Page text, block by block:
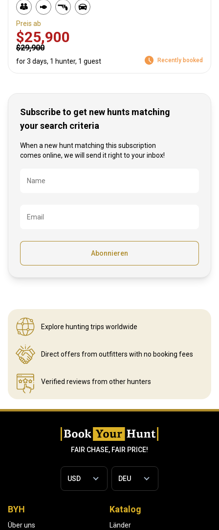
Preis ab
$25,900
$29,900
for 3 days, 1 hunter, 1 guest Recently booked
Subscribe to get new hunts matching
your search criteria
When a new hunt matching this subscription
comes online, we will send it right to your inbox!
Bezeichnung
Name
Email
Abonnieren
Explore hunting trips worldwide
Direct offers from outfitters with no booking fees
Verified reviews from other hunters
FAIR CHASE, FAIR PRICE!
BYH
Über uns
Katalog
Länder